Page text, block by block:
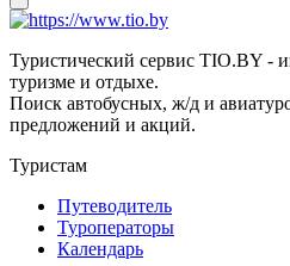
Туристический сервис TIO.BY -
туризме и отдыхе.
Поиск автобусных, ж/д и
предложений и акций.
Туристам
Путеводитель
Туроператоры
Календарь